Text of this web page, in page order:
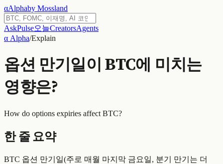
αAlphaby Mossland
AskPulse오늘CreatorsAgents
α Alpha/Explain
옵션 만기일이 BTC에 미치는
영향은?
How do options expiries affect BTC?
한 줄 요약
BTC 옵션 만기일(주로 매월 마지막 금요일, 분기 만기는 더